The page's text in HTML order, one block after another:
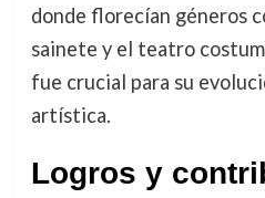
donde florecían géneros
sainete y el teatro
fue crucial para su
artística.
Logros y